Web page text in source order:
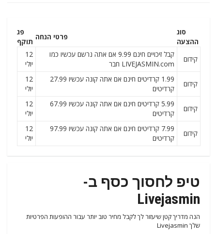
סוג
ההצעה
פרטי הנחה
פג
תוקף
קידום
קבל זיכויים חינם 9.99 אם אתה נרשם עכשיו כמו
LIVEJASMIN.com חבר
12
יולי
קידום
1.99 קרדיטים חינם אם אתה קונה עכשיו 27.99
קרדיטים
12
יולי
קידום
5.99 קרדיטים חינם אם אתה קונה עכשיו 67.99
קרדיטים
12
יולי
קידום
7.99 קרדיטים חינם אם אתה קונה עכשיו 97.99
קרדיטים
12
יולי
טיפ לחסוך כסף ב-
Livejasmin
הנה מדריך קטן שיעזור לך לקבל מחיר טוב יותר עבור ההופעות הפרטיות
שלך Livejasmin